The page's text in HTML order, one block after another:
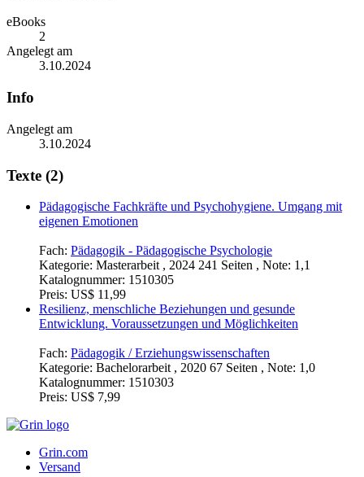
eBooks
2
Angelegt am
3.10.2024
Info
Angelegt am
3.10.2024
Texte (2)
Pädagogische Fachkräfte und Psychohygiene. Umgang mit
eigenen Emotionen
Fach: Pädagogik - Pädagogische Psychologie
Kategorie: Masterarbeit , 2024 241 Seiten , Note: 1,1
Katalognummer: 1510305
Preis: US$ 11,99
Resilienz, menschliche Beziehungen und gesunde
Entwicklung. Voraussetzungen und Möglichkeiten
Fach: Pädagogik / Erziehungswissenschaften
Kategorie: Bachelorarbeit , 2020 67 Seiten , Note: 1,0
Katalognummer: 1510303
Preis: US$ 7,99
Grin.com
Versand